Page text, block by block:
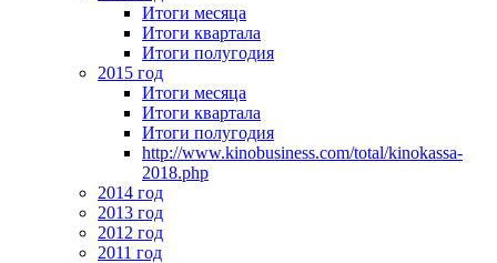
Итоги месяца
Итоги квартала
Итоги полугодия
2015 год
Итоги месяца
Итоги квартала
Итоги полугодия
http://www.kinobusiness.com/total/kinokassa-
2018.php
2014 год
2013 год
2012 год
2011 год